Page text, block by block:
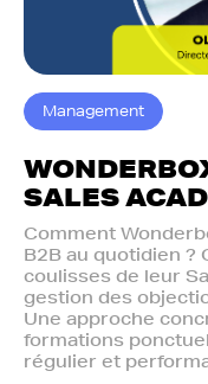
Management
SALES
Comment
B2B au quotidien ?
coulisses de leur
gestion des
Une approche
formations
régulier et